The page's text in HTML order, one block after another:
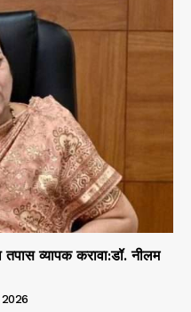
व्यापक करावा:डॉ. नीलम